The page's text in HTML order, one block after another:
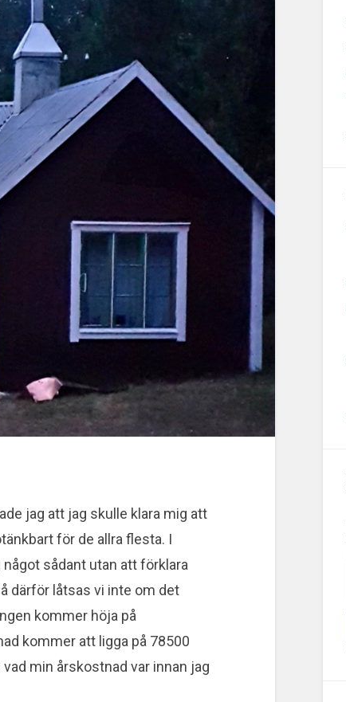
jag att jag skulle klara mig att
för de allra flesta. I
sådant utan att förklara
därför låtsas vi inte om det
kommer höja på
kommer att ligga på 78500
min årskostnad var innan jag